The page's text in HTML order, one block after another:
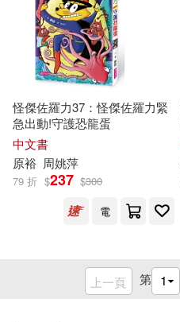
怪傑佐羅力37：怪傑佐羅力緊
急出動!守護恐龍蛋
中文書
原裕 周姚萍
79 折 $237 $300
電
上一頁 第